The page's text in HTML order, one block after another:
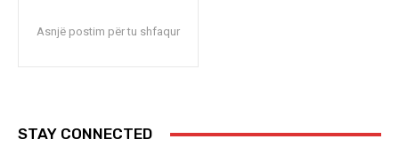
Asnjë postim për tu shfaqur
STAY CONNECTED